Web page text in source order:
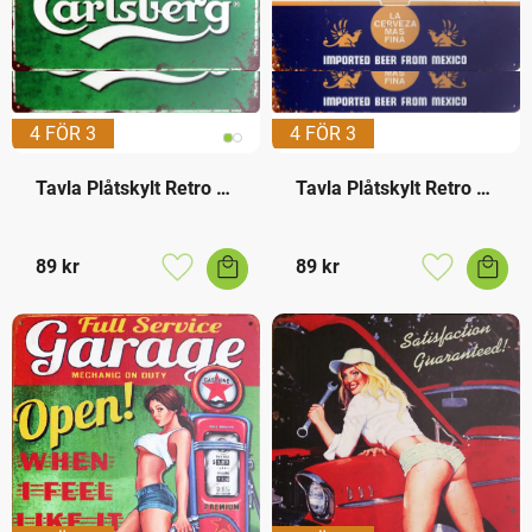
4 FÖR 3
Tavla Plåtskylt Retro
89 kr
Lägg till i favoriter
4 FÖR 3
Tavla Plåtskylt Retro
89 kr
Lägg till i